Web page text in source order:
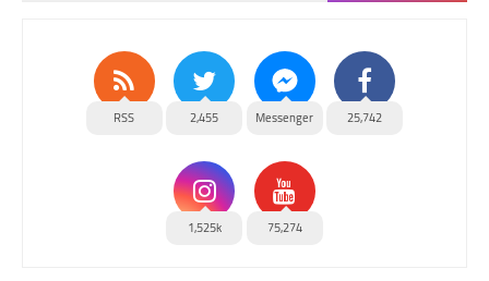
25,742
Messenger
2,455
RSS
75,274
1,525k